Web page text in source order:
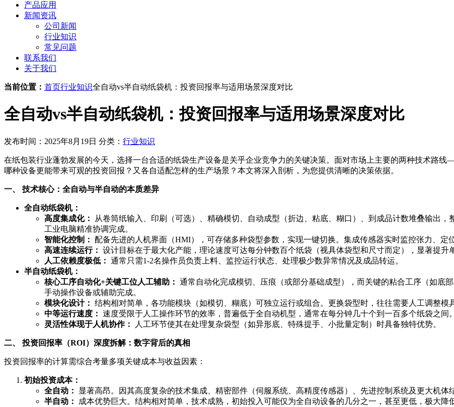
产品应用
新闻资讯
公司新闻
行业知识
常见问题
联系我们
关于我们
当前位置： 首页行业知识全自动vs半自动纸袋机：投资回报率与适用场景深度对比
全自动vs半自动纸袋机：投资回报率与适用场景深度对比
发布时间：2025年8月19日 分类： 行业知识
在纸包装行业蓬勃发展的今天，选择一台合适的纸袋生产设备是关乎企业竞争力的关键决策。面对市场上主要的两种技术路
哪种设备更能带来可观的投资回报？又各自适配怎样的生产场景？本文将深入剖析，为您提供清晰的决策依据。
一、 技术核心：全自动与半自动的本质差异
全自动纸袋机：
高度集成化：
从卷筒纸输入、印刷（可选）、精确模切、自动成型（折边、粘底、糊口）、到成品计数堆叠输出
工业电脑精准协调完成。
智能化控制： 配备先进的人机界面（HMI），可存储多种袋型参数，实现一键切换。集成传感器实时监控张力、定
高速连续运行： 设计目标在于最大化产能，理论速度可达每分钟数百个纸袋（视具体袋型和尺寸而定），显著提升
人工依赖度极低： 通常只需1-2名操作员负责上料、监控运行状态、处理极少数异常情况及成品转运。
半自动纸袋机：
核心工序自动化+关键工位人工辅助： 通常自动化完成模切、压痕（或部分基础成型），而关键的粘合工序（如底
手动操作设备或辅助完成。
模块化设计： 结构相对简单，各功能模块（如模切、糊底）可独立运行或组合。更换袋型时，往往需要人工调整模
中等运行速度： 速度受限于人工操作环节的效率，普遍低于全自动机型，通常在每分钟几十个到一百多个纸袋之间。
灵活性体现于人机协作：
人工环节使其在处理复杂袋型（如异形底、特殊提手、小批量定制）时具备独特优势。
二、 投资回报率（ROI）深度拆解：数字背后的真相
投资回报率的计算需综合考量多项关键成本与收益因素：
初始投资成本：
全自动：
显著高昂。因其高度复杂的技术集成、精密部件（伺服系统、高精度传感器）、先进控制系统及更大机体
半自动：
成本优势巨大。结构相对简单，技术成熟，初始投入可能仅为全自动设备的几分之一，甚至更低，极大降